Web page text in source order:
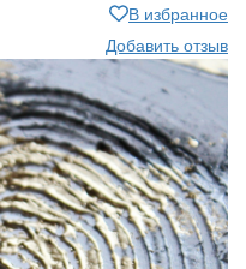
В избранное
Добавить отзыв